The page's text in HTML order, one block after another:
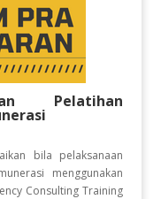
Pelatihan
bila pelaksanaan
menggunakan
Consulting Training